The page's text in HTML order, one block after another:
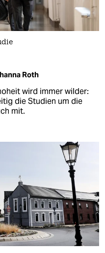
Roth
wird immer wilder:
die Studien um die
mit.